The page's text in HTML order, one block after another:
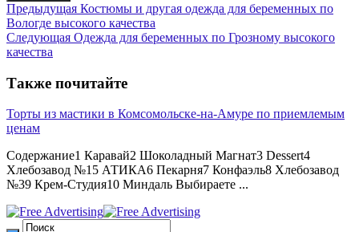
Предыдущая Костюмы и другая одежда для беременных по
Вологде высокого качества
Следующая Одежда для беременных по Грозному высокого
качества
Также почитайте
Торты из мастики в Комсомольске-на-Амуре по приемлемым
ценам
Содержание1 Каравай2 Шоколадный Магнат3 Dessert4
Хлебозавод №15 АТИКА6 Пекарня7 Конфаэль8 Хлебозавод
№39 Крем-Студия10 Миндаль Выбираете ...